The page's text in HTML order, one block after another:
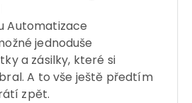
Automatizace
jednoduše
a zásilky, které si
A to vše ještě předtím
zpět.